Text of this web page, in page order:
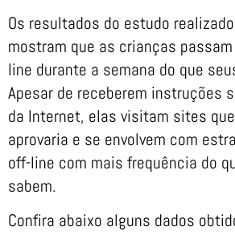
Os resultados do estudo
mostram que as crianças
line durante a semana do que
Apesar de receberem instruções
da Internet, elas visitam sites
aprovaria e se envolvem com
off-line com mais frequência do
sabem.
Confira abaixo alguns dados